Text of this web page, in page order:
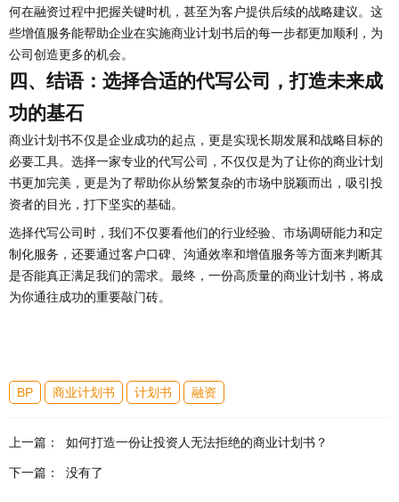
何在融资过程中把握关键时机，甚至为客户提供后续的战略建议。这
些增值服务能帮助企业在实施商业计划书后的每一步都更加顺利，为
公司创造更多的机会。
四、结语：选择合适的代写公司，打造未来成
功的基石
商业计划书不仅是企业成功的起点，更是实现长期发展和战略目标的
必要工具。选择一家专业的代写公司，不仅仅是为了让你的商业计划
书更加完美，更是为了帮助你从纷繁复杂的市场中脱颖而出，吸引投
资者的目光，打下坚实的基础。
选择代写公司时，我们不仅要看他们的行业经验、市场调研能力和定
制化服务，还要通过客户口碑、沟通效率和增值服务等方面来判断其
是否能真正满足我们的需求。最终，一份高质量的商业计划书，将成
为你通往成功的重要敲门砖。
BP 商业计划书 计划书 融资
上一篇： 如何打造一份让投资人无法拒绝的商业计划书？
下一篇： 没有了